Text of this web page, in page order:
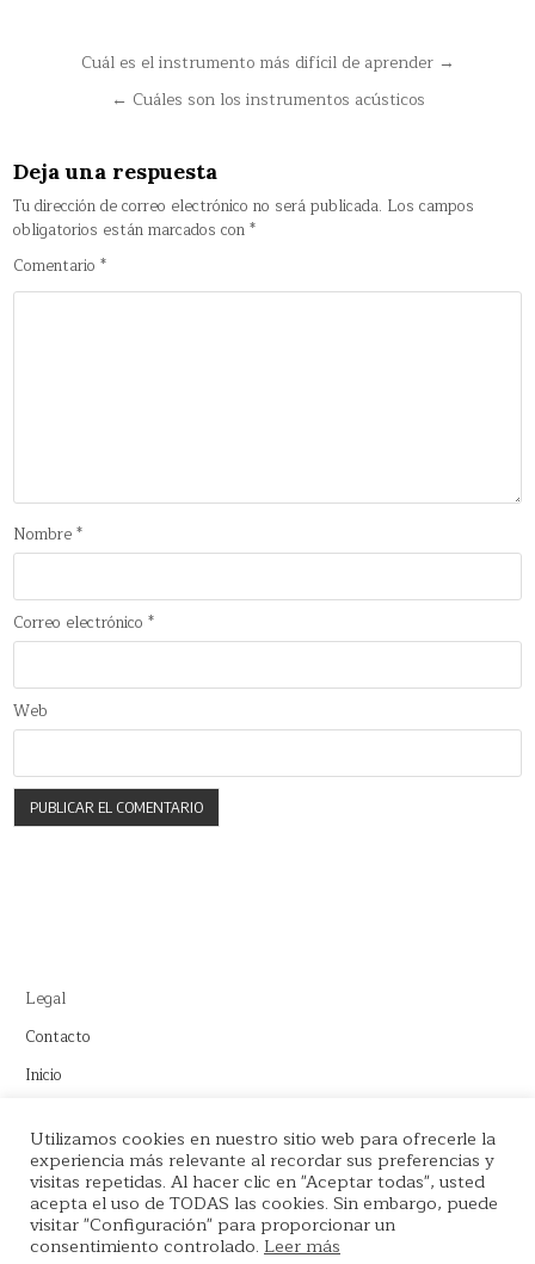
Navegación
Cuál es el instrumento más difícil de aprender →
← Cuáles son los instrumentos acústicos
Deja una respuesta
Tu dirección de correo electrónico no será publicada. Los campos
obligatorios están marcados con*
Comentario*
Nombre*
Correo electrónico*
Web
Legal
Contacto
Inicio
Este sitio recomienda productos de Amazon y cuenta con enlaces
de afiliados por el cual nos llevamos comisión en cada venta.
Utilizamos cookies en nuestro sitio web para ofrecerle la
experiencia más relevante al recordar sus preferencias y
visitas repetidas. Al hacer clic en "Aceptar todas", usted
acepta el uso de TODAS las cookies. Sin embargo, puede
visitar "Configuración" para proporcionar un
consentimiento controlado. Leer más